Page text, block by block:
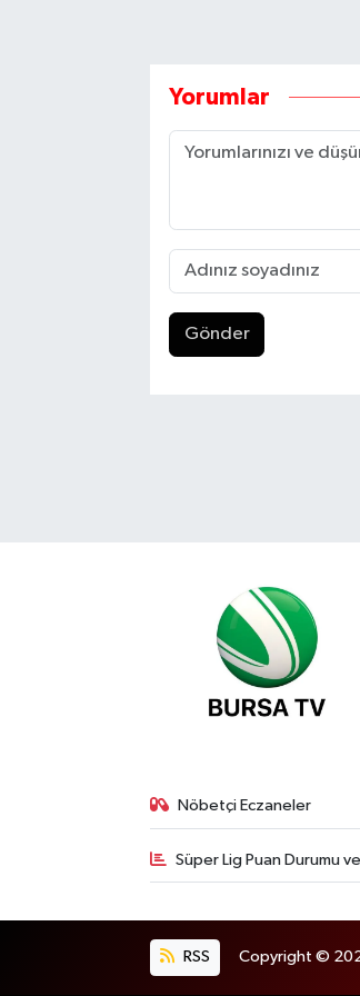
Yorumlar
Gönder
Nöbetçi Eczaneler
Süper Lig Puan Durumu
RSS Copyright ©